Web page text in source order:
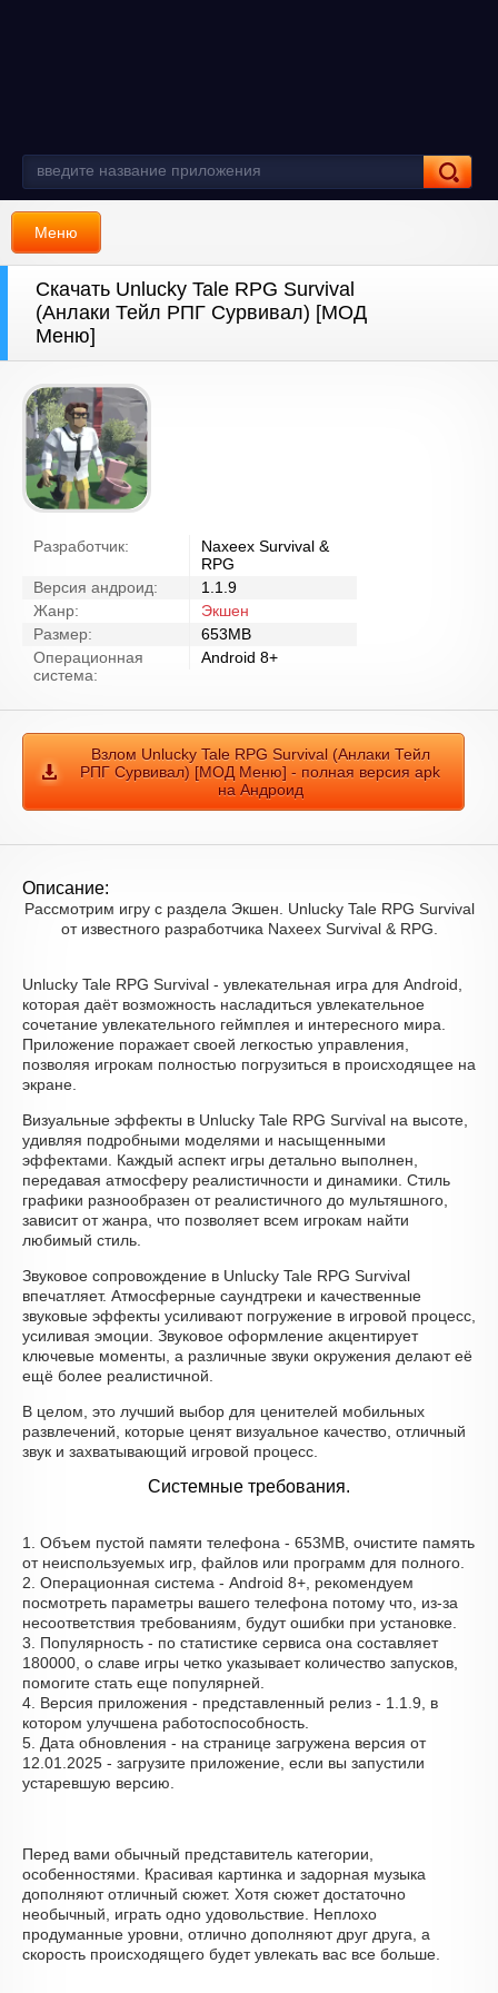
Меню
Скачать Unlucky Tale RPG Survival
(Анлаки Тейл РПГ Сурвивал) [МОД
Меню]
Разработчик:
Naxeex Survival &
RPG
Версия андроид:
1.1.9
Жанр:
Экшен
Размер:
653MB
Операционная
система:
Android 8+
Взлом Unlucky Tale RPG Survival (Анлаки Тейл
РПГ Сурвивал) [МОД Меню] - полная версия apk
на Андроид
Описание:
Рассмотрим игру с раздела Экшен. Unlucky Tale RPG Survival
от известного разработчика Naxeex Survival & RPG.
Unlucky Tale RPG Survival - увлекательная игра для Android,
которая даёт возможность насладиться увлекательное
сочетание увлекательного геймплея и интересного мира.
Приложение поражает своей легкостью управления,
позволяя игрокам полностью погрузиться в происходящее на
экране.
Визуальные эффекты в Unlucky Tale RPG Survival на высоте,
удивляя подробными моделями и насыщенными
эффектами. Каждый аспект игры детально выполнен,
передавая атмосферу реалистичности и динамики. Стиль
графики разнообразен от реалистичного до мультяшного,
зависит от жанра, что позволяет всем игрокам найти
любимый стиль.
Звуковое сопровождение в Unlucky Tale RPG Survival
впечатляет. Атмосферные саундтреки и качественные
звуковые эффекты усиливают погружение в игровой процесс,
усиливая эмоции. Звуковое оформление акцентирует
ключевые моменты, а различные звуки окружения делают её
ещё более реалистичной.
В целом, это лучший выбор для ценителей мобильных
развлечений, которые ценят визуальное качество, отличный
звук и захватывающий игровой процесс.
Системные требования.
1. Объем пустой памяти телефона - 653MB, очистите память
от неиспользуемых игр, файлов или программ для полного.
2. Операционная система - Android 8+, рекомендуем
посмотреть параметры вашего телефона потому что, из-за
несоответствия требованиям, будут ошибки при установке.
3. Популярность - по статистике сервиса она составляет
180000, о cлаве игры четко указывает количество запусков,
помогите стать еще популярней.
4. Версия приложения - представленный релиз - 1.1.9, в
котором улучшена работоспособность.
5. Дата обновления - на странице загружена версия от
12.01.2025 - загрузите приложение, если вы запустили
устаревшую версию.
Перед вами обычный представитель категории,
особенностями. Красивая картинка и задорная музыка
дополняют отличный сюжет. Хотя сюжет достаточно
необычный, играть одно удовольствие. Неплохо
продуманные уровни, отлично дополняют друг друга, а
скорость происходящего будет увлекать вас все больше.